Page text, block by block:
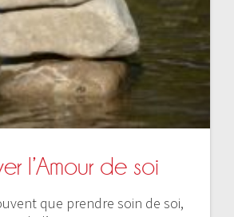
l’Amour de soi
que prendre soin de soi,